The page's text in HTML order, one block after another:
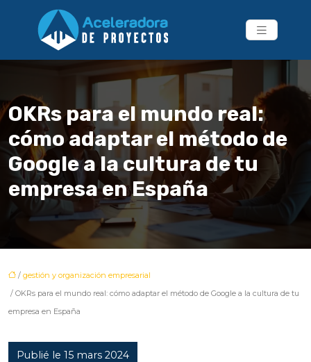
OKRs para el mundo real:
cómo adaptar el método de
Google a la cultura de tu
empresa en España
/ gestión y organización empresarial
/ OKRs para el mundo real: cómo adaptar el método de Google a la cultura de tu
empresa en España
Publié le 15 mars 2024